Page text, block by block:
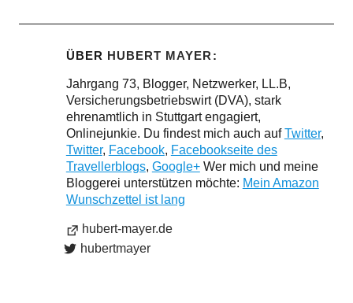
ÜBER HUBERT MAYER
Jahrgang 73, Blogger, Netzwerker, LL.B,
Versicherungsbetriebswirt (DVA), stark
ehrenamtlich in Stuttgart engagiert,
Onlinejunkie. Du findest mich auch aufTwitter,
Twitter, Facebook, Facebookseite des
Travellerblogs, Google+Wer mich und meine
Bloggerei unterstützen möchte: Mein Amazon
Wunschzettel ist lang
hubert-mayer.de
hubertmayer